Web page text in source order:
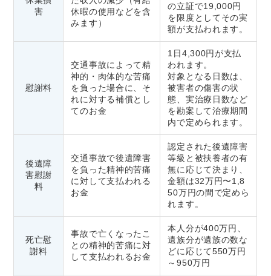
害
休暇の使用などを含
みます）
の立証で19,000円
を限度としてその実
額が支払われます。
慰謝料
交通事故によって精
神的・肉体的な苦痛
を負った場合に、そ
れに対する補償とし
てのお金
1日4,300円が支払
われます。
対象となる日数は、
被害者の傷害の状
態、実治療日数など
を勘案して治療期間
内で定められます。
後遺障
害慰謝
料
交通事故で後遺障害
を負った精神的苦痛
に対して支払われる
お金
認定された後遺障害
等級と被扶養者の有
無に応じて決まり、
金額は32万円〜1,8
50万円の間で定めら
れます。
死亡慰
謝料
事故で亡くなったこ
との精神的苦痛に対
して支払われるお金
本人分が400万円、
遺族分が遺族の数な
どに応じて550万円
～950万円